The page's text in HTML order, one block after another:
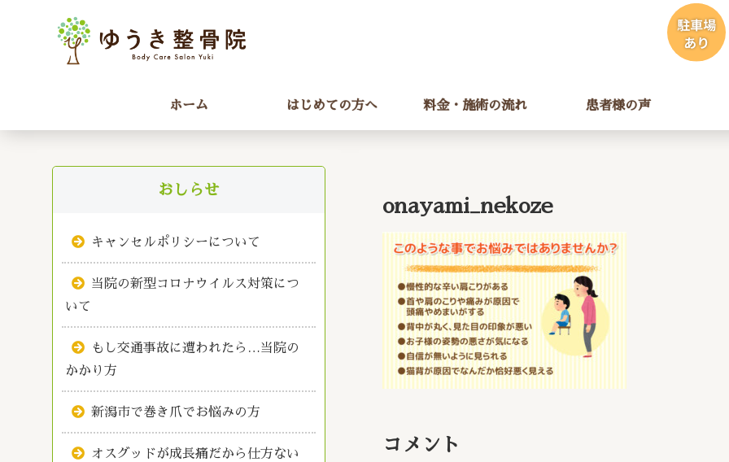
ホーム はじめての方へ 料金・施術の流れ 患者様の声
onayami_nekoze
コメント
おしらせ
キャンセルポリシーについて
当院の新型コロナウイルス対策につ
いて
もし交通事故に遭われたら…当院の
かかり方
新潟市で巻き爪でお悩みの方
オスグッドが成長痛だから仕方ない